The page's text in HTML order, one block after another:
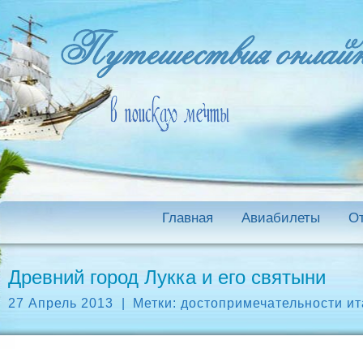
Главная Авиабилеты
Древний город Лукка и его святыни
27 Апрель 2013 Метки: достопримечательности